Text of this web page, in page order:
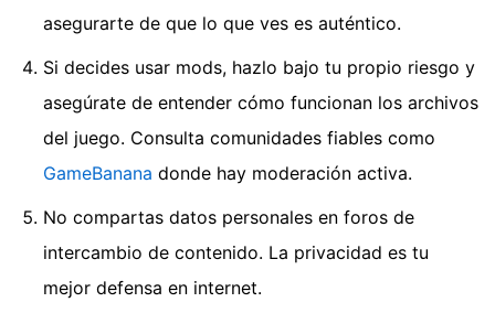
asegurarte de que lo que ves es auténtico.
Si decides usar mods, hazlo bajo tu propio riesgo y
asegúrate de entender cómo funcionan los archivos
del juego. Consulta comunidades fiables como
GameBanana donde hay moderación activa.
No compartas datos personales en foros de
intercambio de contenido. La privacidad es tu
mejor defensa en internet.